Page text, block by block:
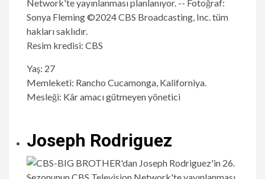
Resim kredisi: CBS
Yaş: 27
Memleketi: Rancho Cucamonga, Kaliforniya.
Mesleği: Kâr amacı gütmeyen yönetici
Joseph Rodriguez